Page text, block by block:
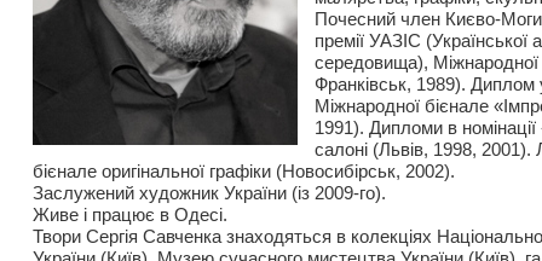
Почесний член Києво-
премії УАЗІС (Української
середовища), Міжнародної
Франківськ, 1989). Диплом
Міжнародної бієнале
1991). Дипломи в
салоні (Львів, 1998,
бієнале оригінальної графіки (Новосибірськ, 2002).
Заслужений художник України (із 2009-го).
Живе і працює в Одесі.
Твори Сергія Савченка знаходяться в колекціях